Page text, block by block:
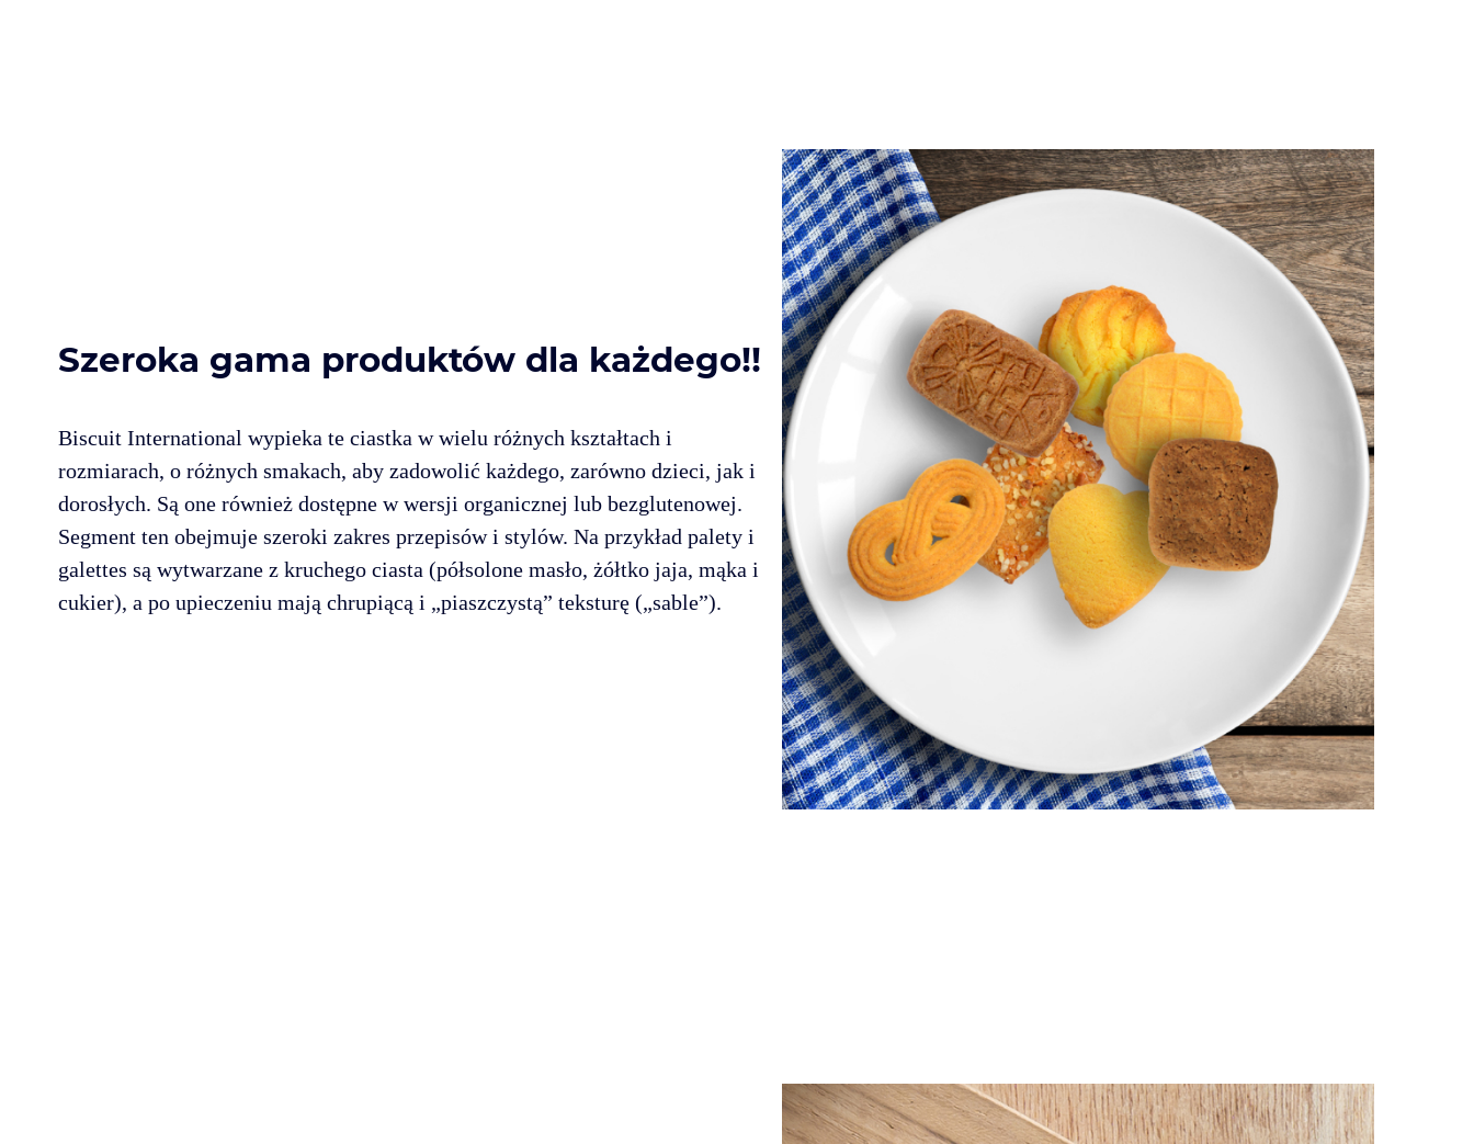
Szeroka gama produktów dla każdego!!
Biscuit International wypieka te ciastka w wielu różnych kształtach i
rozmiarach, o różnych smakach, aby zadowolić każdego, zarówno dzieci, jak i
dorosłych. Są one również dostępne w wersji organicznej lub bezglutenowej.
Segment ten obejmuje szeroki zakres przepisów i stylów. Na przykład palety i
galettes są wytwarzane z kruchego ciasta (półsolone masło, żółtko jaja, mąka i
cukier), a po upieczeniu mają chrupiącą i „piaszczystą” teksturę („sable”).